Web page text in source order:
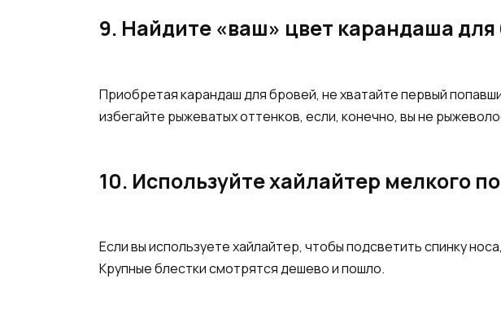
9. Найдите «ваш» цвет карандаша для
Приобретая карандаш для бровей, не хватайте первый
избегайте рыжеватых оттенков, если, конечно, вы не
10. Используйте хайлайтер мелкого
Если вы используете хайлайтер, чтобы подсветить спинку
Крупные блестки смотрятся дешево и пошло.